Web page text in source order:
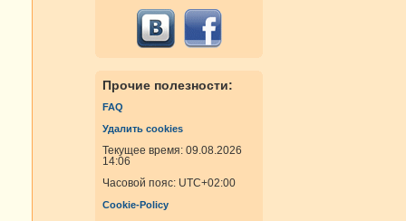
Прочие полезности:
FAQ
Удалить cookies
Текущее время: 09.08.2026
14:06
Часовой пояс: UTC+02:00
Cookie-Policy